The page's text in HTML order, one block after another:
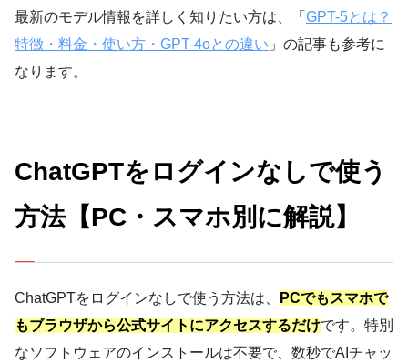
最新のモデル情報を詳しく知りたい方は、「 GPT-5とは？
特徴・料金・使い方・GPT-4oとの違い 」の記事も参考に
なります。
ChatGPTをログインなしで使う
方法【PC・スマホ別に解説】
ChatGPTをログインなしで使う方法は、
PCでもスマホで
もブラウザから公式サイトにアクセスするだけです。特別
なソフトウェアのインストールは不要で、数秒でAIチャッ